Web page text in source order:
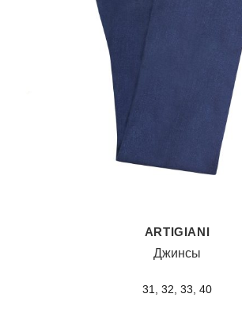
ARTIGIANI
Джинсы
31, 32, 33, 40